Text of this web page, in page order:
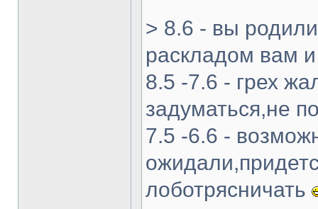
> 8.6 - вы
раскладом вам
8.5 -7.6 - грех
задуматься,не
7.5 -6.6 -
лоботрясничать